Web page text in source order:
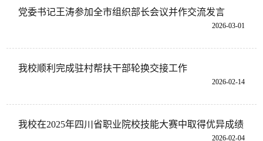
党委书记王涛参加全市组织部长会议并作交流发言
2026-03-01
我校顺利完成驻村帮扶干部轮换交接工作
2026-02-14
我校在2025年四川省职业院校技能大赛中取得优异成绩
2026-02-04